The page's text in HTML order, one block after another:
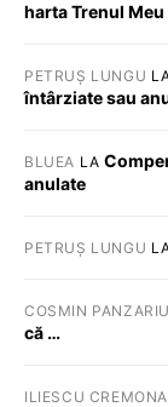
harta Trenul Meu
PETRUȘ LUNGU
întârziate sau
BLUEA LA
anulate
PETRUȘ LUNGU
COSMIN
că …
ILIESCU CREMONA